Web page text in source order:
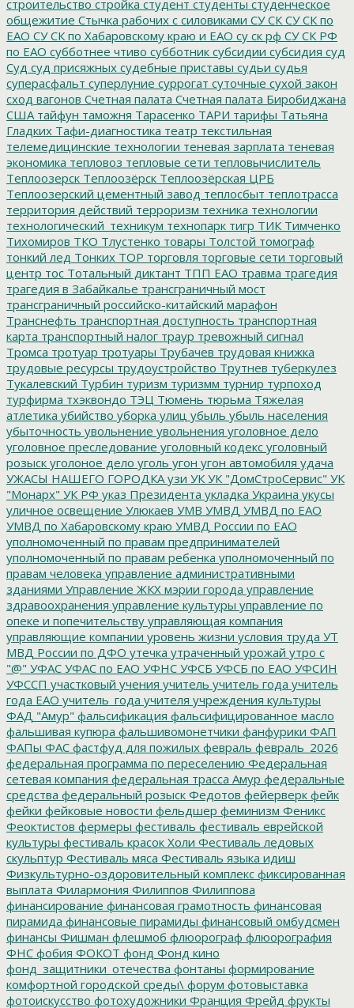
строительство стройка студент студенты студенческое
общежитие Стычка рабочих с силовиками СУ СК СУ СК по
ЕАО СУ СК по Хабаровскому краю и ЕАО су ск рф СУ СК РФ
по ЕАО субботнее чтиво субботник субсидии субсидия суд
Суд суд присяжных судебные приставы судьи судья
суперасфальт суперлуние суррогат суточные сухой закон
сход вагонов Счетная палата Счетная палата Биробиджана
США тайфун таможня Тарасенко ТАРИ тарифы Татьяна
Гладких Тафи-диагностика театр текстильная
телемедицинские технологии теневая зарплата теневая
экономика тепловоз тепловые сети тепловычислитель
Теплоозерск Теплоозёрск Теплоозёрская ЦРБ
Теплоозерский цементный завод теплосбыт теплотрасса
территория действий терроризм техника технологии
технологический_техникум технопарк тигр ТИК Тимченко
Тихомиров ТКО Тлустенко товары Толстой томограф
тонкий лед Тонких ТОР торговля торговые сети торговый
центр тос Тотальный диктант ТПП ЕАО травма трагедия
трагедия в Забайкалье трансграничный мост
трансграничный российско-китайский марафон
Транснефть транспортная доступность транспортная
карта транспортный налог траур тревожный сигнал
Тромса тротуар тротуары Трубачев трудовая книжка
трудовые ресурсы трудоустройство Трутнев туберкулез
Тукалевский Турбин туризм туризмм турнир турпоход
турфирма тхэквондо ТЭЦ Тюмень тюрьма Тяжелая
атлетика убийство уборка улиц убыль убыль населения
убыточность увольнение увольнения уголовное дело
уголовное преследование уголовный кодекс уголовный
розыск уголоное дело уголь угон угон автомобиля удача
УЖАСЫ НАШЕГО ГОРОДКА узи УК УК "ДомСтроСервис" УК
"Монарх" УК РФ указ Президента укладка Украина укусы
уличное освещение Улюкаев УМВ УМВД УМВД по ЕАО
УМВД по Хабаровскому краю УМВД России по ЕАО
уполномоченный по правам предпринимателей
уполномоченный по правам ребенка уполномоченный по
правам человека управление административными
зданиями Управление ЖКХ мэрии города управление
здравоохранения управление культуры управление по
опеке и попечительству управляющая компания
управляющие компании уровень жизни условия труда УТ
МВД России по ДФО утечка утраченный урожай утро с
"@" УФАС УФАС по ЕАО УФНС УФСБ УФСБ по ЕАО УФСИН
УФССП участковый учения учитель учитель года учитель
года ЕАО учитель_года учителя учреждения культуры
ФАД "Амур" фальсификация фальсифицированное масло
фальшивая купюра фальшивомонетчики фанфурики ФАП
ФАПы ФАС фастфуд для пожилых февраль февраль_2026
федеральная программа по переселению Федеральная
сетевая компания федеральная трасса Амур федеральные
средства федеральный розыск Федотов фейерверк фейк
фейки фейковые новости фельдшер феминизм Феникс
Феоктистов фермеры фестиваль фестиваль еврейской
культуры фестиваль красок Холи Фестиваль ледовых
скульптур Фестиваль мяса Фестиваль языка идиш
Физкультурно-оздоровительный комплекс фиксированная
выплата Филармония Филиппов Филиппова
финансирование финансовая грамотность финансовая
пирамида финансовые пирамиды финансовый омбудсмен
финансы Фишман флешмоб флюорограф флюорография
ФНС фобия ФОКОТ фонд Фонд кино
фонд_защитники_отечества фонтаны формирование
комфортной городской среды\ форум фотовыставка
фотоискусство фотохудожники Франция Фрейд фрукты